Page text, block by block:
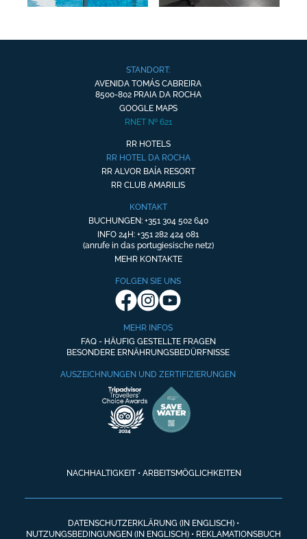
STANDORT:
AVENIDA TOMÁS CABREIRA
8500-802 PRAIA DA ROCHA
GOOGLE MAPS
RNET Nº 621
RR HOTELS
RR HOTEL DA ROCHA
RR ALVOR BAÍA RESORT
RR CLUB AMARILIS
KONTAKT
BUCHUNGEN: +351 304 502 640
INFO 24H: +351 282 424 081
(anrufe in das portugiesische netz)
MEHR KONTAKTE
FOLGEN SIE UNS
MEHR INFOS
FAQ - HÄUFIG GESTELLTE FRAGEN
BESONDERE ERNÄHRUNGSBEDÜRFNISSE
AUSZEICHNUNGEN UND ZERTIFIZIERUNGEN
NACHHALTIGKEIT• ARBEITSMÖGLICHKEITEN
DATENSCHUTZERKLÄRUNG (IN ENGLISCH) •
NUTZUNGSBEDINGUNGEN (IN ENGLISCH) • REKLAMATIONSBUCH